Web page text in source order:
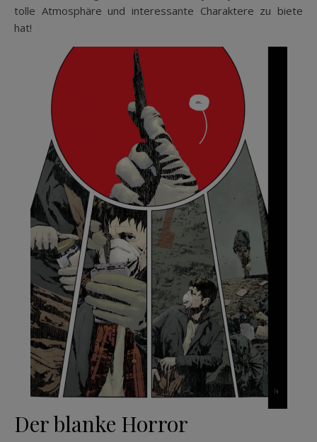
tolle Atmosphäre und interessante Charaktere zu biete
hat!
Der blanke Horror